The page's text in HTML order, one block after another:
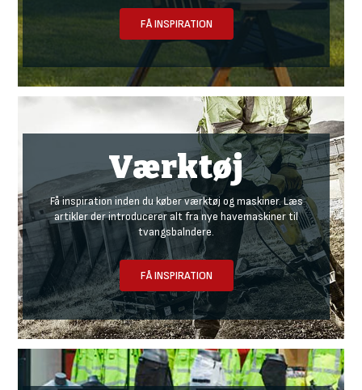
FÅ INSPIRATION
Værktøj
Få inspiration inden du køber værktøj og maskiner. Læs
artikler der introducerer alt fra nye havemaskiner til
tvangsbalndere.
FÅ INSPIRATION